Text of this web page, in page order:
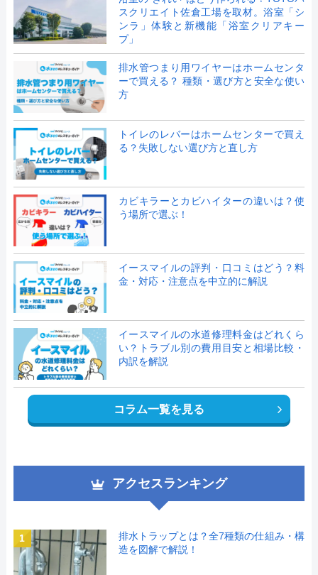
スクリエイト佐倉工場を取材。浴室「シ
ンラ」体験と新機能「浴室クリアキー
プ」
排水管つまり用ワイヤーはホームセンタ
ーで買える？ 種類・選び方と安全な使い
方
トイレのレバーはホームセンターで買え
る？失敗しない選び方と直し方
カビキラーとカビハイターの違いは？使
う場所で選ぶ！
イースマイルの評判・口コミはどう？料
金・対応・注意点を中立的に解説
イースマイルの水道修理料金はどれくら
い？トラブル別の費用目安と相場比較・
内訳を解説
コラム一覧を見る
アクセスランキング
1
排水トラップとは？全7種類の仕組み・構
造を図解で解説！